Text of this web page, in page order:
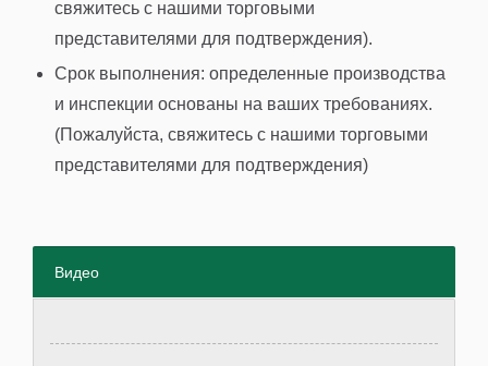
свяжитесь с нашими торговыми
представителями для подтверждения).
Срок выполнения: определенные производства
и инспекции основаны на ваших требованиях.
(Пожалуйста, свяжитесь с нашими торговыми
представителями для подтверждения)
Видео